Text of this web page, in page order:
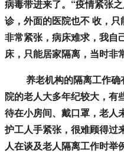
病毒带进来了。“疫情紧张
诊，外面的医院也不 收，
非常紧张，病床难求，我自
床，只能居家隔离，当时非
养老机构的隔离工作确
院的老人大多年纪较大，有
待在小房间、戴口罩，老人
护工人手紧张，很难顾得过
人在谈及老人隔离工作时举